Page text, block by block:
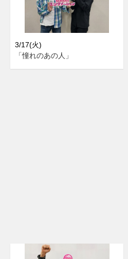
3/17(火)
「憧れのあの人」